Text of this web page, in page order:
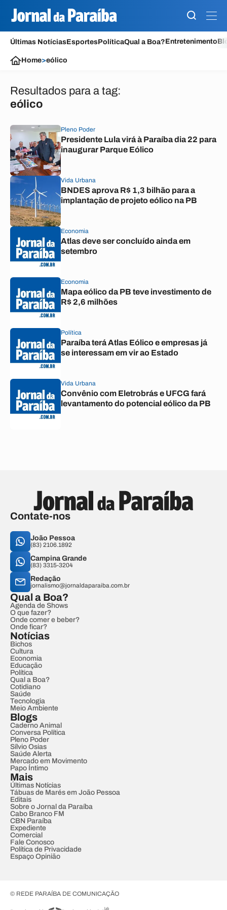
Últimas NotíciasEsportesPolíticaQual a Boa?Entretenimento
Home>eólico
Resultados para a tag:
eólico
Pleno Poder
Presidente Lula virá à Paraíba dia 22 para
inaugurar Parque Eólico
Vida Urbana
BNDES aprova R$ 1,3 bilhão para a
implantação de projeto eólico na PB
Economia
Atlas deve ser concluído ainda em
setembro
Economia
Mapa eólico da PB teve investimento de
R$ 2,6 milhões
Política
Paraíba terá Atlas Eólico e empresas já
se interessam em vir ao Estado
Vida Urbana
Convênio com Eletrobrás e UFCG fará
levantamento do potencial eólico da PB
Contate-nos
João Pessoa
(83) 2106.1892
Campina Grande
(83) 3315-3204
Redação
jornalismo@jornaldaparaiba.com.br
Qual a Boa?
Agenda de Shows
O que fazer?
Onde comer e beber?
Onde ficar?
Notícias
Bichos
Cultura
Economia
Educação
Política
Qual a Boa?
Cotidiano
Saúde
Tecnologia
Meio Ambiente
Blogs
Caderno Animal
Conversa Política
Pleno Poder
Sílvio Osias
Saúde Alerta
Mercado em Movimento
Papo Íntimo
Mais
Últimas Notícias
Tábuas de Marés em João Pessoa
Editais
Sobre o Jornal da Paraíba
Cabo Branco FM
CBN Paraíba
Expediente
Comercial
Fale Conosco
Política de Privacidade
Espaço Opinião
© REDE PARAÍBA DE COMUNICAÇÃO